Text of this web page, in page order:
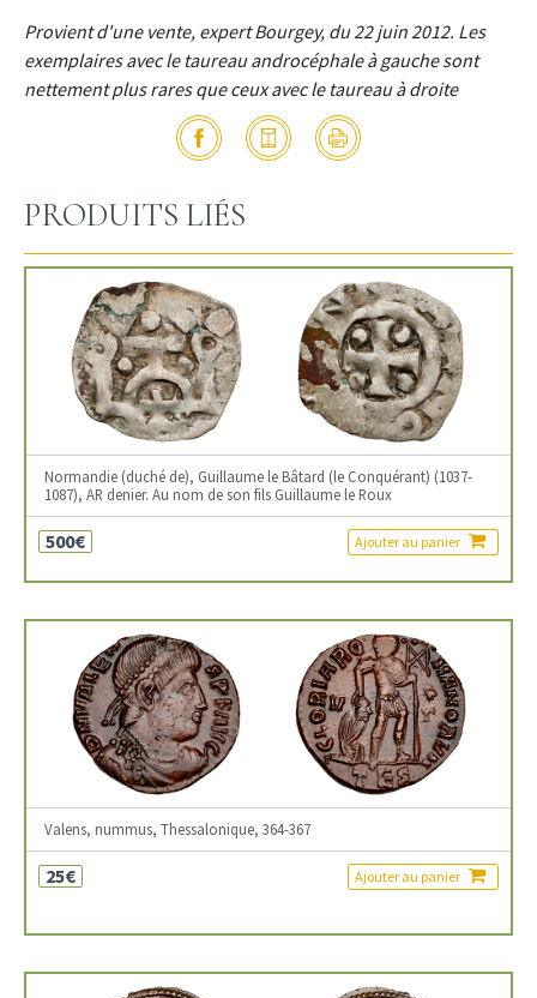
Provient d'une vente, expert Bourgey, du 22 juin 2012. Les
exemplaires avec le taureau androcéphale à gauche sont
nettement plus rares que ceux avec le taureau à droite
PRODUITS LIÉS
Normandie (duché de), Guillaume le Bâtard (le Conquérant) (1037-
1087), AR denier. Au nom de son fils Guillaume le Roux
500€ Ajouter au panier
Valens, nummus, Thessalonique, 364-367
25€ Ajouter au panier